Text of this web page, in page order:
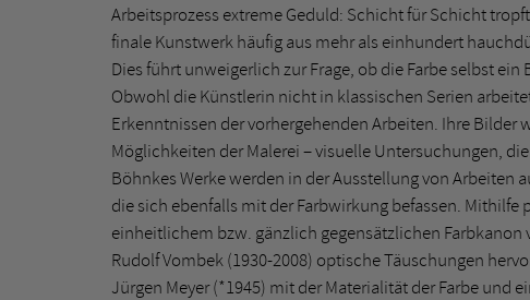
Arbeitsprozess extreme Geduld: Schicht für Schicht
finale Kunstwerk häufig aus mehr als einhundert
Dies führt unweigerlich zur Frage, ob die Farbe selbst ein
Obwohl die Künstlerin nicht in klassischen Serien
Erkenntnissen der vorhergehenden Arbeiten. Ihre Bilder
Möglichkeiten der Malerei – visuelle Untersuchungen,
Böhnkes Werke werden in der Ausstellung von Arbeiten
die sich ebenfalls mit der Farbwirkung befassen.
einheitlichem bzw. gänzlich gegensätzlichen Farbkanon
Rudolf Vombek (1930-2008) optische Täuschungen
Jürgen Meyer (*1945) mit der Materialität der Farbe und